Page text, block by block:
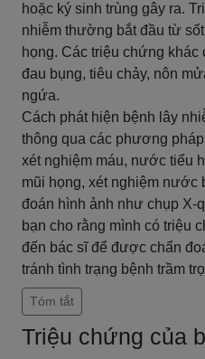
hoặc ký sinh trùng gây ra.
nhiễm thường bắt đầu từ
họng. Các triệu chứng khác
đau bụng, tiêu chảy, nôn
ngứa.
Cách phát hiện bệnh lây
thông qua các phương
xét nghiệm máu, nước tiểu
mũi họng, xét nghiệm nước
đoán hình ảnh như chụp X-
bạn cho rằng mình có triệu
đến bác sĩ để được chẩn
tránh tình trạng bệnh trầm
Tóm tắt
Triệu chứng của